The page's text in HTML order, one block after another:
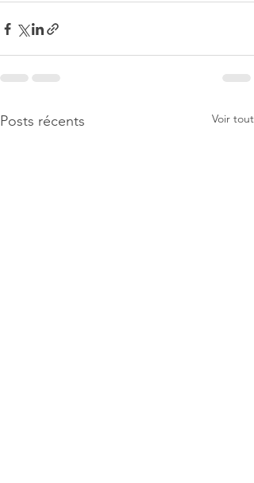
Posts récents Voir tout